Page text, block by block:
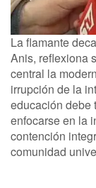
La flamante
Anis, reflexiona
central la
irrupción de la
educación debe
enfocarse en la
contención
comunidad